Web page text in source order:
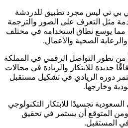
بي تي ليس مجرد تطبيق للدردشة
مثل التعرف على الصور والترجمة
مما يوسع نطاق استخدامه في مختلف
الصحية والأعمال.
تطور التواصل الرقمي في المملكة
جديدة للابتكار والريادة في مجالات
دوره الريادي في تشكيل مستقبل
وخارجها.
تجسيدًا للابتكار التكنولوجي
ومن المتوقع أن يستمر في تحقيق
في المستقبل.